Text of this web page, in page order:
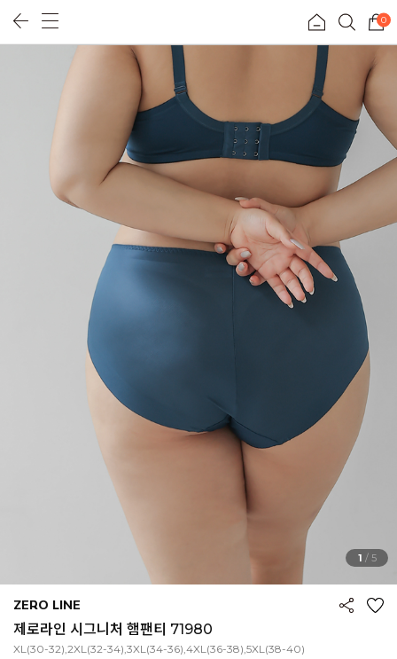
0
1 / 5
ZERO LINE
제로라인 시그니처 햄팬티 71980
XL(30-32),2XL(32-34),3XL(34-36),4XL(36-38),5XL(38-40)